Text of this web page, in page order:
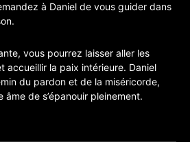
à Daniel de vous guider dans
vous pourrez laisser aller les
accueillir la paix intérieure. Daniel
du pardon et de la miséricorde,
de s’épanouir pleinement.